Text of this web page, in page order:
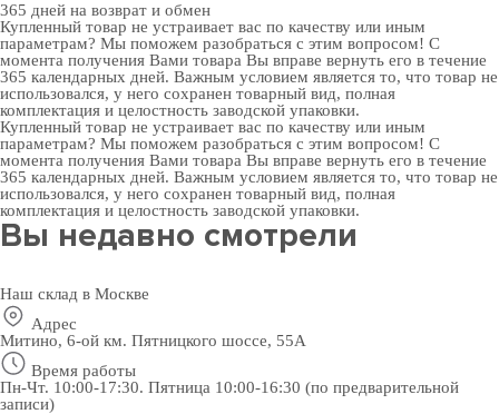
365 дней на возврат и обмен
Купленный товар не устраивает вас по качеству или иным
параметрам? Мы поможем разобраться с этим вопросом! С
момента получения Вами товара Вы вправе вернуть его в течение
365 календарных дней. Важным условием является то, что товар не
использовался, у него сохранен товарный вид, полная
комплектация и целостность заводской упаковки.
Купленный товар не устраивает вас по качеству или иным
параметрам? Мы поможем разобраться с этим вопросом! С
момента получения Вами товара Вы вправе вернуть его в течение
365 календарных дней. Важным условием является то, что товар не
использовался, у него сохранен товарный вид, полная
комплектация и целостность заводской упаковки.
Вы недавно смотрели
Наш склад в Москве
Адрес
Митино, 6-ой км. Пятницкого шоссе, 55А
Время работы
Пн-Чт. 10:00-17:30. Пятница 10:00-16:30 (по предварительной
записи)